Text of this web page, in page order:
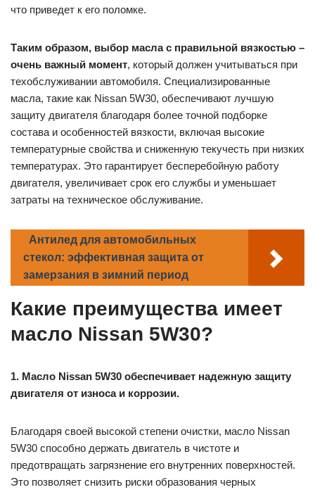
что приведет к его поломке.
Таким образом, выбор масла с правильной вязкостью –
очень важный момент, который должен учитываться при
техобслуживании автомобиля. Специализированные
масла, такие как Nissan 5W30, обеспечивают лучшую
защиту двигателя благодаря более точной подборке
состава и особенностей вязкости, включая высокие
температурные свойства и сниженную текучесть при низких
температурах. Это гарантирует бесперебойную работу
двигателя, увеличивает срок его службы и уменьшает
затраты на техническое обслуживание.
Антилед для автомобильных
стекол: эффективная защита от
замерзания в зимний период
Какие преимущества имеет
масло Nissan 5W30?
1. Масло Nissan 5W30 обеспечивает надежную защиту
двигателя от износа и коррозии.
Благодаря своей высокой степени очистки, масло Nissan
5W30 способно держать двигатель в чистоте и
предотвращать загрязнение его внутренних поверхностей.
Это позволяет снизить риски образования черных